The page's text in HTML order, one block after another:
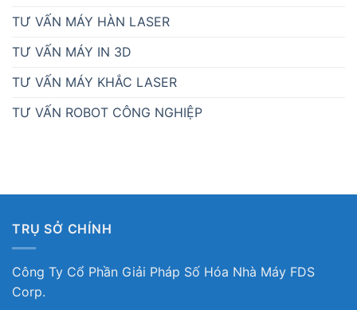
TƯ VẤN MÁY HÀN LASER
TƯ VẤN MÁY IN 3D
TƯ VẤN MÁY KHẮC LASER
TƯ VẤN ROBOT CÔNG NGHIỆP
TRỤ SỞ CHÍNH
Công Ty Cổ Phần Giải Pháp Số Hóa Nhà Máy FDS
Corp.